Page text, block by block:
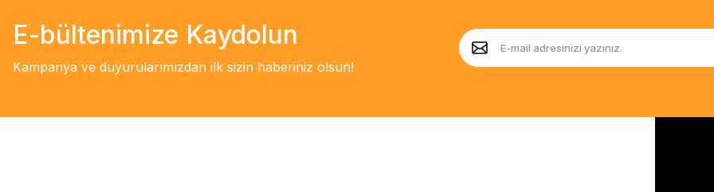
E-bültenimize Kaydolun
Kampanya ve duyurularımızdan ilk sizin haberiniz olsun!